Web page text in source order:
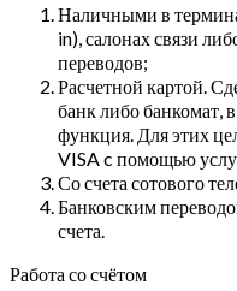
Наличными в
in), салонах связи
переводов;
Расчетной картой.
банк либо банкомат,
функция. Для этих
VISA c помощью
Со счета сотового
Банковским
счета.
Работа со счётом